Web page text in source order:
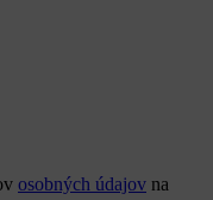
osobných údajov na